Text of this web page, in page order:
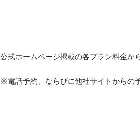
公式ホームページ掲載の各プラン料金か
※電話予約、ならびに他社サイトからの